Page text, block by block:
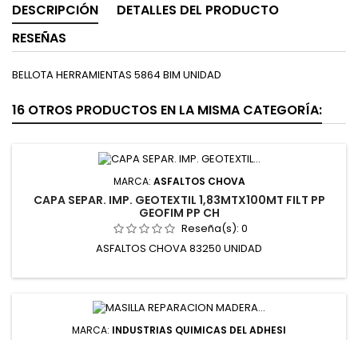
DESCRIPCIÓN
DETALLES DEL PRODUCTO
RESEÑAS
BELLOTA HERRAMIENTAS 5864 BIM UNIDAD
16 OTROS PRODUCTOS EN LA MISMA CATEGORÍA:
MARCA: ASFALTOS CHOVA
CAPA SEPAR. IMP. GEOTEXTIL 1,83MTX100MT FILT PP
GEOFIM PP CH
Reseña(s): 0
ASFALTOS CHOVA 83250 UNIDAD
MARCA: INDUSTRIAS QUIMICAS DEL ADHESI